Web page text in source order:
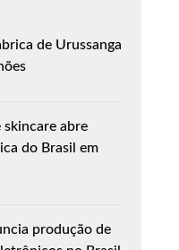
de Urussanga
skincare abre
do Brasil em
produção de